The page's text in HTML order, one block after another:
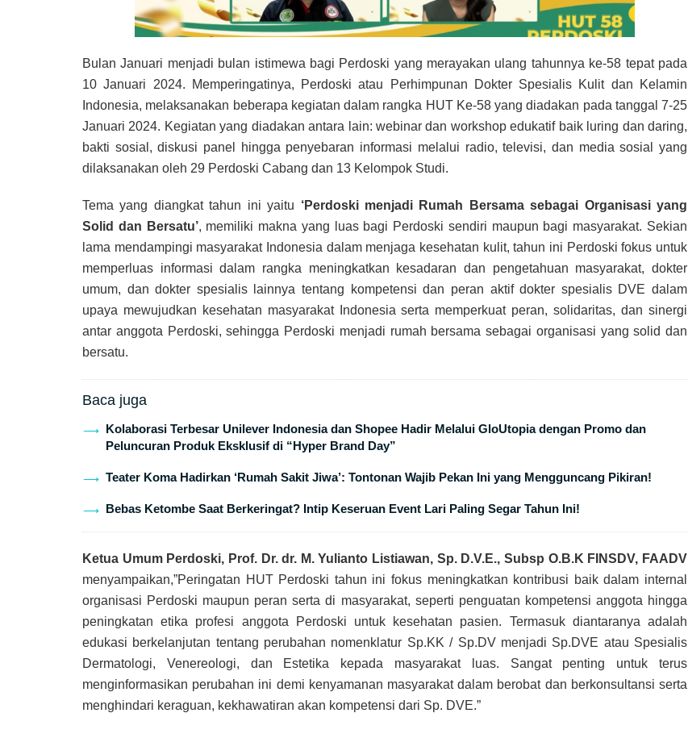
Bulan Januari menjadi bulan istimewa bagi Perdoski yang merayakan ulang tahunnya ke-58 tepat pada
10 Januari 2024. Memperingatinya, Perdoski atau Perhimpunan Dokter Spesialis Kulit dan Kelamin
Indonesia, melaksanakan beberapa kegiatan dalam rangka HUT Ke-58 yang diadakan pada tanggal 7-25
Januari 2024. Kegiatan yang diadakan antara lain: webinar dan workshop edukatif baik luring dan daring,
bakti sosial, diskusi panel hingga penyebaran informasi melalui radio, televisi, dan media sosial yang
dilaksanakan oleh 29 Perdoski Cabang dan 13 Kelompok Studi.
Tema yang diangkat tahun ini yaitu ‘Perdoski menjadi Rumah Bersama sebagai Organisasi yang
Solid dan Bersatu’, memiliki makna yang luas bagi Perdoski sendiri maupun bagi masyarakat. Sekian
lama mendampingi masyarakat Indonesia dalam menjaga kesehatan kulit, tahun ini Perdoski fokus untuk
memperluas informasi dalam rangka meningkatkan kesadaran dan pengetahuan masyarakat, dokter
umum, dan dokter spesialis lainnya tentang kompetensi dan peran aktif dokter spesialis DVE dalam
upaya mewujudkan kesehatan masyarakat Indonesia serta memperkuat peran, solidaritas, dan sinergi
antar anggota Perdoski, sehingga Perdoski menjadi rumah bersama sebagai organisasi yang solid dan
bersatu.
Baca juga
Kolaborasi Terbesar Unilever Indonesia dan Shopee Hadir Melalui GloUtopia dengan Promo dan
Peluncuran Produk Eksklusif di “Hyper Brand Day”
Teater Koma Hadirkan ‘Rumah Sakit Jiwa’: Tontonan Wajib Pekan Ini yang Mengguncang Pikiran!
Bebas Ketombe Saat Berkeringat? Intip Keseruan Event Lari Paling Segar Tahun Ini!
Ketua Umum Perdoski, Prof. Dr. dr. M. Yulianto Listiawan, Sp. D.V.E., Subsp O.B.K FINSDV, FAADV
menyampaikan,”Peringatan HUT Perdoski tahun ini fokus meningkatkan kontribusi baik dalam internal
organisasi Perdoski maupun peran serta di masyarakat, seperti penguatan kompetensi anggota hingga
peningkatan etika profesi anggota Perdoski untuk kesehatan pasien. Termasuk diantaranya adalah
edukasi berkelanjutan tentang perubahan nomenklatur Sp.KK / Sp.DV menjadi Sp.DVE atau Spesialis
Dermatologi, Venereologi, dan Estetika kepada masyarakat luas. Sangat penting untuk terus
menginformasikan perubahan ini demi kenyamanan masyarakat dalam berobat dan berkonsultansi serta
menghindari keraguan, kekhawatiran akan kompetensi dari Sp. DVE.”